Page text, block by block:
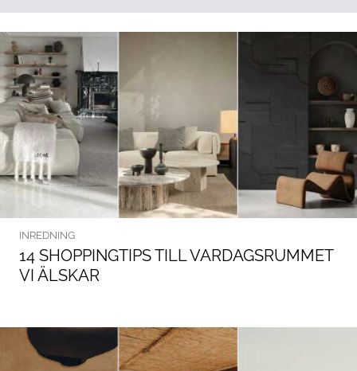
INREDNING
14 SHOPPINGTIPS TILL VARDAGSRUMMET
VI ÄLSKAR